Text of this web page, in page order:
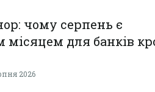
чому серпень є
для банків
2026